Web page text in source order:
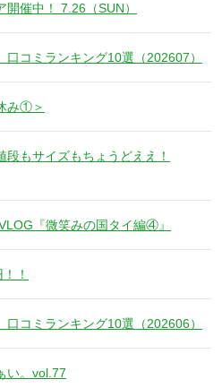
開催中！ 7.26（SUN）
コミランキング10選（202607）
み①＞
もサイズもちょうどええ！
『微笑みの国タイ編④』
！
コミランキング10選（202606）
い。vol.77